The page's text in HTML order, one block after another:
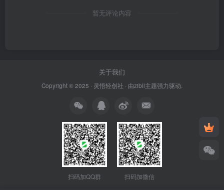
暂无评论内容
关于我们
Copyright © 2025 · 灵悟轻创社 · 由zibll主题强力驱动.
扫码加QQ群 扫码加微信